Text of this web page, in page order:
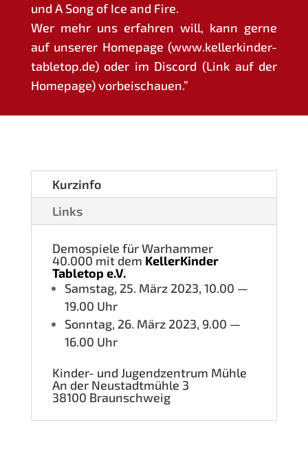
und A Song of Ice and Fire.
Wer mehr uns erfah­ren will, kann ger­ne
auf unse­rer Home­page (www.kellerkinder-
tabletop.de) oder im Dis­cord (Link auf der
Home­page) vorbeischauen.”
Kurz­in­fo
Links
Demo­spie­le für War­ham­mer
40.000 mit dem Kel­ler­Kin­der
Table­top e.V.
Sams­tag, 25. März 2023, 10.00 —
19.00 Uhr
Sonn­tag, 26. März 2023, 9.00 —
16.00 Uhr
Kin­der- und Jugend­zen­trum Mühle
An der Neu­stadt­müh­le 3
38100 Braun­schweig